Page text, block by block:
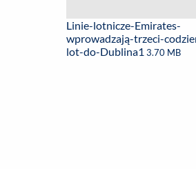
Linie-lotnicze-Emirates-
wprowadzają-trzeci-
lot-do-Dublina1 3.70 MB